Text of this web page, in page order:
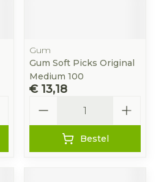
Gum
Gum Soft Picks Original
Medium 100
€ 13,18
Bestel